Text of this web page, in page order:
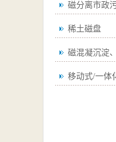
磁分离市政
稀土磁盘
移动式/一体